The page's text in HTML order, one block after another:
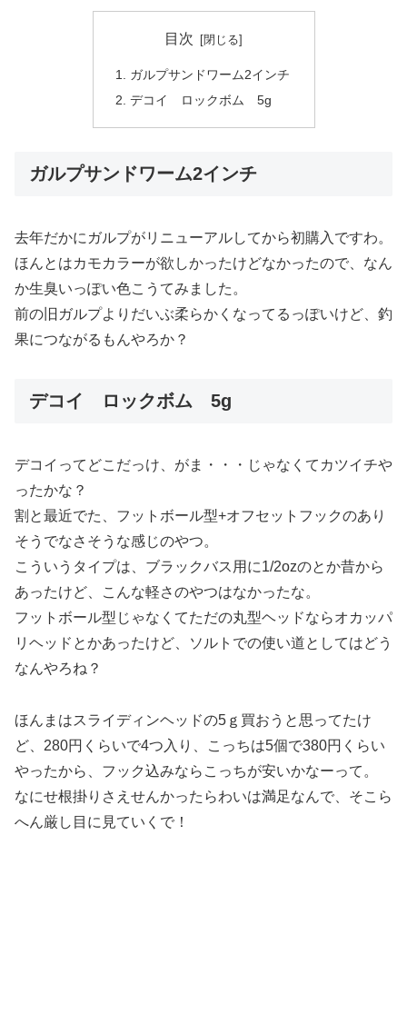
目次
ガルプサンドワーム2インチ
デコイ ロックボム 5g
ガルプサンドワーム2インチ
去年だかにガルプがリニューアルしてから初購入ですわ。
ほんとはカモカラーが欲しかったけどなかったので、なん
か生臭いっぽい色こうてみました。
前の旧ガルプよりだいぶ柔らかくなってるっぽいけど、釣
果につながるもんやろか？
デコイ ロックボム 5g
デコイってどこだっけ、がま・・・じゃなくてカツイチや
ったかな？
割と最近でた、フットボール型+オフセットフックのあり
そうでなさそうな感じのやつ。
こういうタイプは、ブラックバス用に1/2ozのとか昔から
あったけど、こんな軽さのやつはなかったな。
フットボール型じゃなくてただの丸型ヘッドならオカッパ
リヘッドとかあったけど、ソルトでの使い道としてはどう
なんやろね？
ほんまはスライディンヘッドの5ｇ買おうと思ってたけ
ど、280円くらいで4つ入り、こっちは5個で380円くらい
やったから、フック込みならこっちが安いかなーって。
なにせ根掛りさえせんかったらわいは満足なんで、そこら
へん厳し目に見ていくで！